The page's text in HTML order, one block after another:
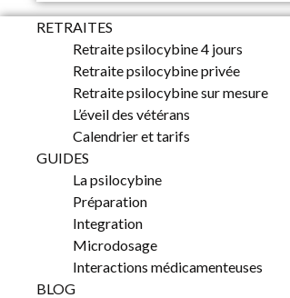
RETRAITES
Retraite psilocybine 4 jours
Retraite psilocybine privée
Retraite psilocybine sur mesure
L’éveil des vétérans
Calendrier et tarifs
GUIDES
La psilocybine
Préparation
Integration
Microdosage
Interactions médicamenteuses
BLOG